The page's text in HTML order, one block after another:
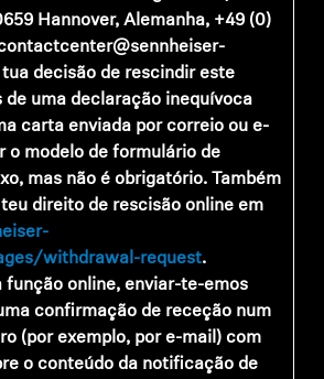
Hannover, Alemanha, +49 (0)
tua decisão de rescindir este
uma declaração inequívoca
carta enviada por correio ou e-
o modelo de formulário de
mas não é obrigatório. Também
direito de rescisão online em
withdrawal-request.
função online, enviar-te-emos
confirmação de receção num
(por exemplo, por e-mail) com
o conteúdo da notificação de